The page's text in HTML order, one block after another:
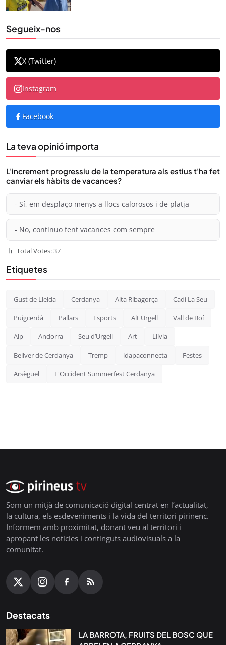
Segueix-nos
X (Twitter)
Instagram
Facebook
La teva opinió importa
L'increment progressiu de la temperatura als estius t'ha fet
canviar els hàbits de vacances?
- Sí, em desplaço menys a llocs calorosos i de platja
- No, continuo fent vacances com sempre
Total Votes: 37
Etiquetes
Gust de Lleida Cerdanya Alta Ribagorça Cadí La Seu
Puigcerdà Pallars Esports Alt Urgell Vall de Boí
Alp Andorra Seu d’Urgell Art Llívia
Bellver de Cerdanya Tremp idapaconnecta Festes
Arsèguel L'Occident Summerfest Cerdanya
Som un mitjà de comunicació digital centrat en l’actualitat,
la cultura, els esdeveniments i la vida del territori pirinenc.
Informem amb proximitat, donant veu al territori i
apropant les notícies i continguts audiovisuals a la
comunitat.
Destacats
LA BARROTA, FRUITS DEL BOSC QUE